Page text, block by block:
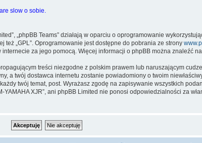
slow o sobie.
„phpBB Teams” działają w oparciu o oprogramowanie
też „GPL”. Oprogramowanie jest dostępne do pobrania ze strony
za jego pomocą. Więcej informacji o phpBB można znaleźć
treści niezgodne z polskim prawem lub naruszającym
a twój dostawca internetu zostanie powiadomiony o twoim
twój temat, post. Wyrażasz zgodę na zapisywanie wszystkich
XJR”, ani phpBB Limited nie ponosi odpowiedzialności za